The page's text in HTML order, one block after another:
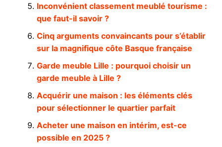
Inconvénient classement meublé tourisme :
que faut-il savoir ?
Cinq arguments convaincants pour s’établir
sur la magnifique côte Basque française
Garde meuble Lille : pourquoi choisir un
garde meuble à Lille ?
Acquérir une maison : les éléments clés
pour sélectionner le quartier parfait
Acheter une maison en intérim, est-ce
possible en 2025 ?